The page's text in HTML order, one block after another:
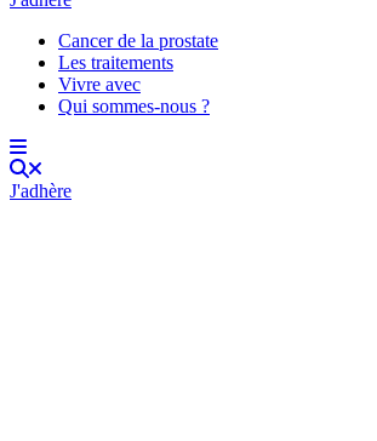
Cancer de la prostate
Les traitements
Vivre avec
Qui sommes-nous ?
J'adhère